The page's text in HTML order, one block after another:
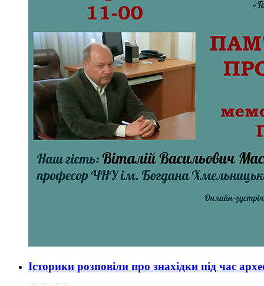
Історики розповіли про знахідки під час